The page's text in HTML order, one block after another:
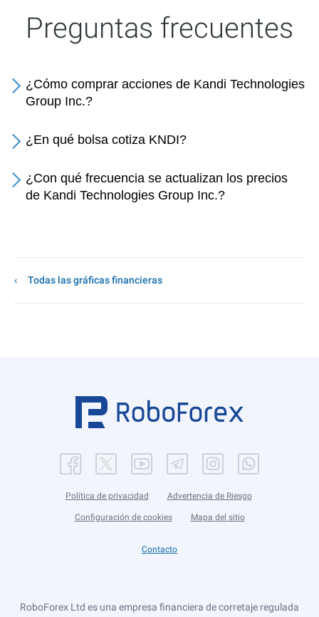
Preguntas frecuentes
¿Cómo comprar acciones de Kandi Technologies
Group Inc.?
¿En qué bolsa cotiza KNDI?
¿Con qué frecuencia se actualizan los precios
de Kandi Technologies Group Inc.?
Todas las gráficas financieras
Política de privacidad Advertencia de Riesgo
Configuración de cookies Mapa del sitio
Contacto
RoboForex Ltd es una empresa financiera de corretaje regulada